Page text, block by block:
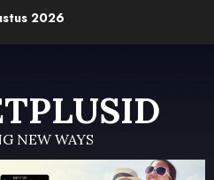
2026
NEW WAYS